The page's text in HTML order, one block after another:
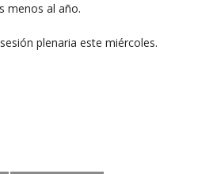
menos al año.
plenaria este miércoles.